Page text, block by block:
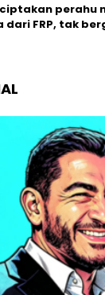
ciptakan perahu
dari FRP, tak